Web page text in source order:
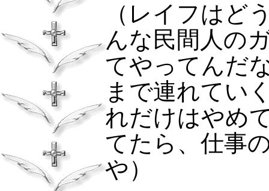
（レイフはど
んな民間人の
てやってんだ
まで連れてい
れだけはやめ
てたら、仕事
や）